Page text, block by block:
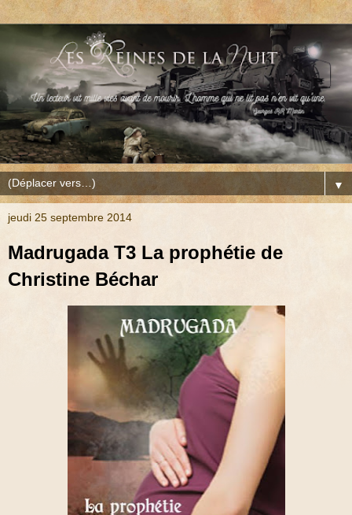
▼
jeudi 25 septembre 2014
Madrugada T3 La prophétie de
Christine Béchar